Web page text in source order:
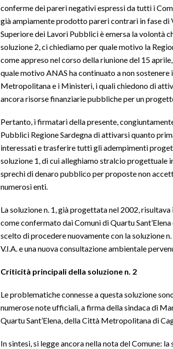
conferme dei pareri negativi espressi da tutti i
già ampiamente prodotto pareri contrari in fase di
Superiore dei Lavori Pubblici è emersa la volontà
soluzione 2, ci chiediamo per quale motivo la
come appreso nel corso della riunione del 15
quale motivo ANAS ha continuato a non
Metropolitana e i Ministeri, i quali chiedono di
ancora risorse finanziarie pubbliche per un
Pertanto, i firmatari della presente,
Pubblici Regione Sardegna di attivarsi quanto
interessati e trasferire tutti gli adempimenti
soluzione 1, di cui alleghiamo stralcio progettuale
sprechi di denaro pubblico per proposte non
numerosi enti.
La soluzione n. 1, già progettata nel 2002,
come confermato dai Comuni di Quartu
scelto di procedere nuovamente con la soluzione
V.I.A. e una nuova consultazione ambientale
Criticità principali della soluzione n. 2
Le problematiche connesse a questa soluzione
numerose note ufficiali, a firma della sindaca di
Quartu Sant’Elena, della Città Metropolitana di
In sintesi, si legge ancora nella nota del Comune: